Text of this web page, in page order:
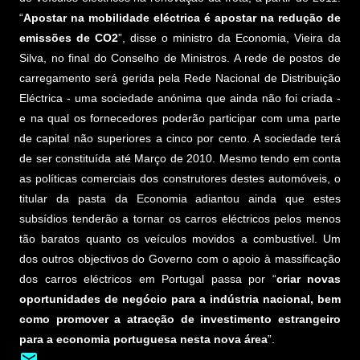
“Apostar na mobilidade eléctrica é apostar na redução de
emissões de CO2”, disse o ministro da Economia, Vieira da
Silva, no final do Conselho de Ministros. A rede de postos de
carregamento será gerida pela Rede Nacional de Distribuição
Eléctrica - uma sociedade anónima que ainda não foi criada -
e na qual os fornecedores poderão participar com uma parte
de capital não superiores a cinco por cento. A sociedade terá
de ser constituída até Março de 2010. Mesmo tendo em conta
as políticas comerciais dos construtores destes automóveis, o
titular da pasta da Economia adiantou ainda que estes
subsídios tenderão a tornar os carros eléctricos pelos menos
tão baratos quanto os veículos movidos a combustível. Um
dos outros objectivos do Governo com o apoio à massificação
dos carros eléctricos em Portugal passa por “criar novas
oportunidades de negócio para a indústria nacional, bem
como promover a atracção de investimento estrangeiro
para a economia portuguesa nesta nova área”.